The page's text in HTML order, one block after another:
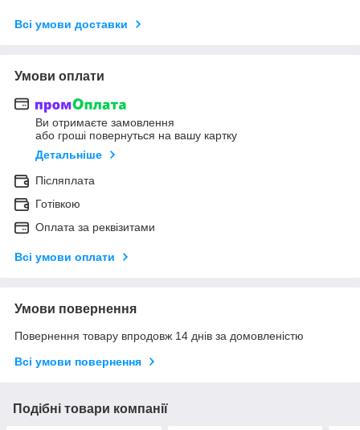
Всі умови доставки
Умови оплати
Ви отримаєте замовлення
або гроші повернуться на вашу картку
Детальніше
Післяплата
Готівкою
Оплата за реквізитами
Всі умови оплати
Умови повернення
Повернення товару впродовж 14 днів за домовленістю
Всі умови повернення
Подібні товари компанії